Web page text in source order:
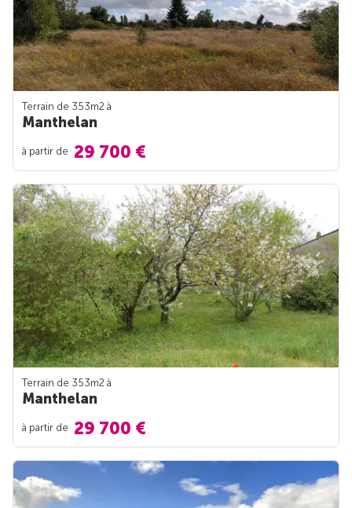
Terrain de 353m2 à
Manthelan
à partir de 29 700 €
Terrain de 353m2 à
Manthelan
à partir de 29 700 €